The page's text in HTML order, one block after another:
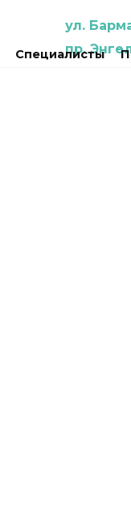
ул.
пр.
Специалисты